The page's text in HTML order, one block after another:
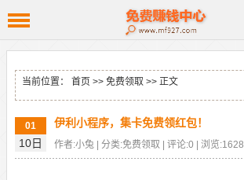
当前位置： 首页 >> 免费领取 >> 正文
01
10日
伊利小程序，集卡免费领红包！
作者:小兔 | 分类:免费领取 | 评论:0 | 浏览:1628